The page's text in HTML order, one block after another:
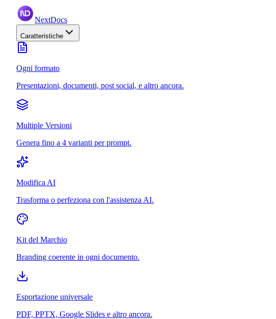
NextDocs
Caratteristiche
Ogni formato
Presentazioni, documenti, post social, e altro ancora.
Multiple Versioni
Genera fino a 4 varianti per prompt.
Modifica AI
Trasforma o perfeziona con l'assistenza AI.
Kit del Marchio
Branding coerente in ogni documento.
Esportazione universale
PDF, PPTX, Google Slides e altro ancora.